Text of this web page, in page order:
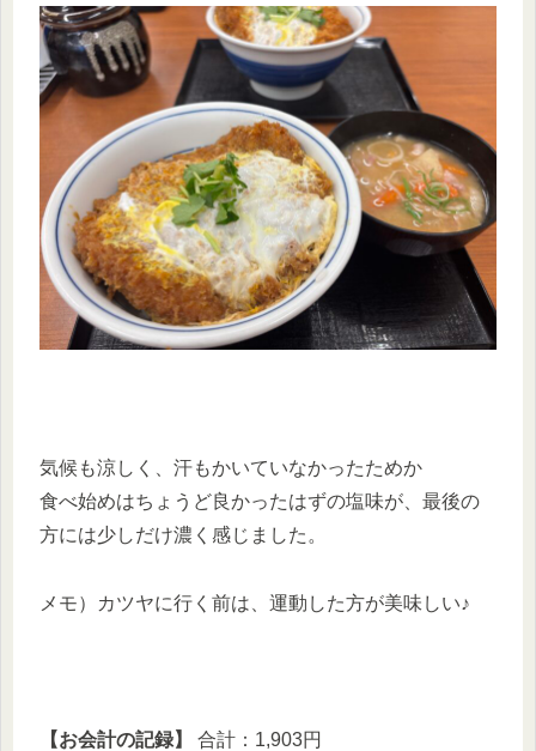
気候も涼しく、汗もかいていなかったためか
食べ始めはちょうど良かったはずの塩味が、最後の
方には少しだけ濃く感じました。
メモ）カツヤに行く前は、運動した方が美味しい♪
【お会計の記録】 合計：1,903円